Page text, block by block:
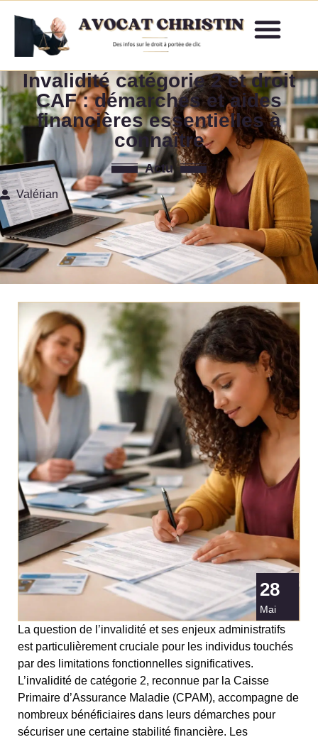
Invalidité catégorie 2 et droit
CAF : démarches et aides
financières essentielles à
connaître
Actu
Valérian
28
Mai
La question de l’invalidité et ses enjeux administratifs
est particulièrement cruciale pour les individus touchés
par des limitations fonctionnelles significatives.
L’invalidité de catégorie 2, reconnue par la Caisse
Primaire d’Assurance Maladie (CPAM), accompagne de
nombreux bénéficiaires dans leurs démarches pour
sécuriser une certaine stabilité financière. Les